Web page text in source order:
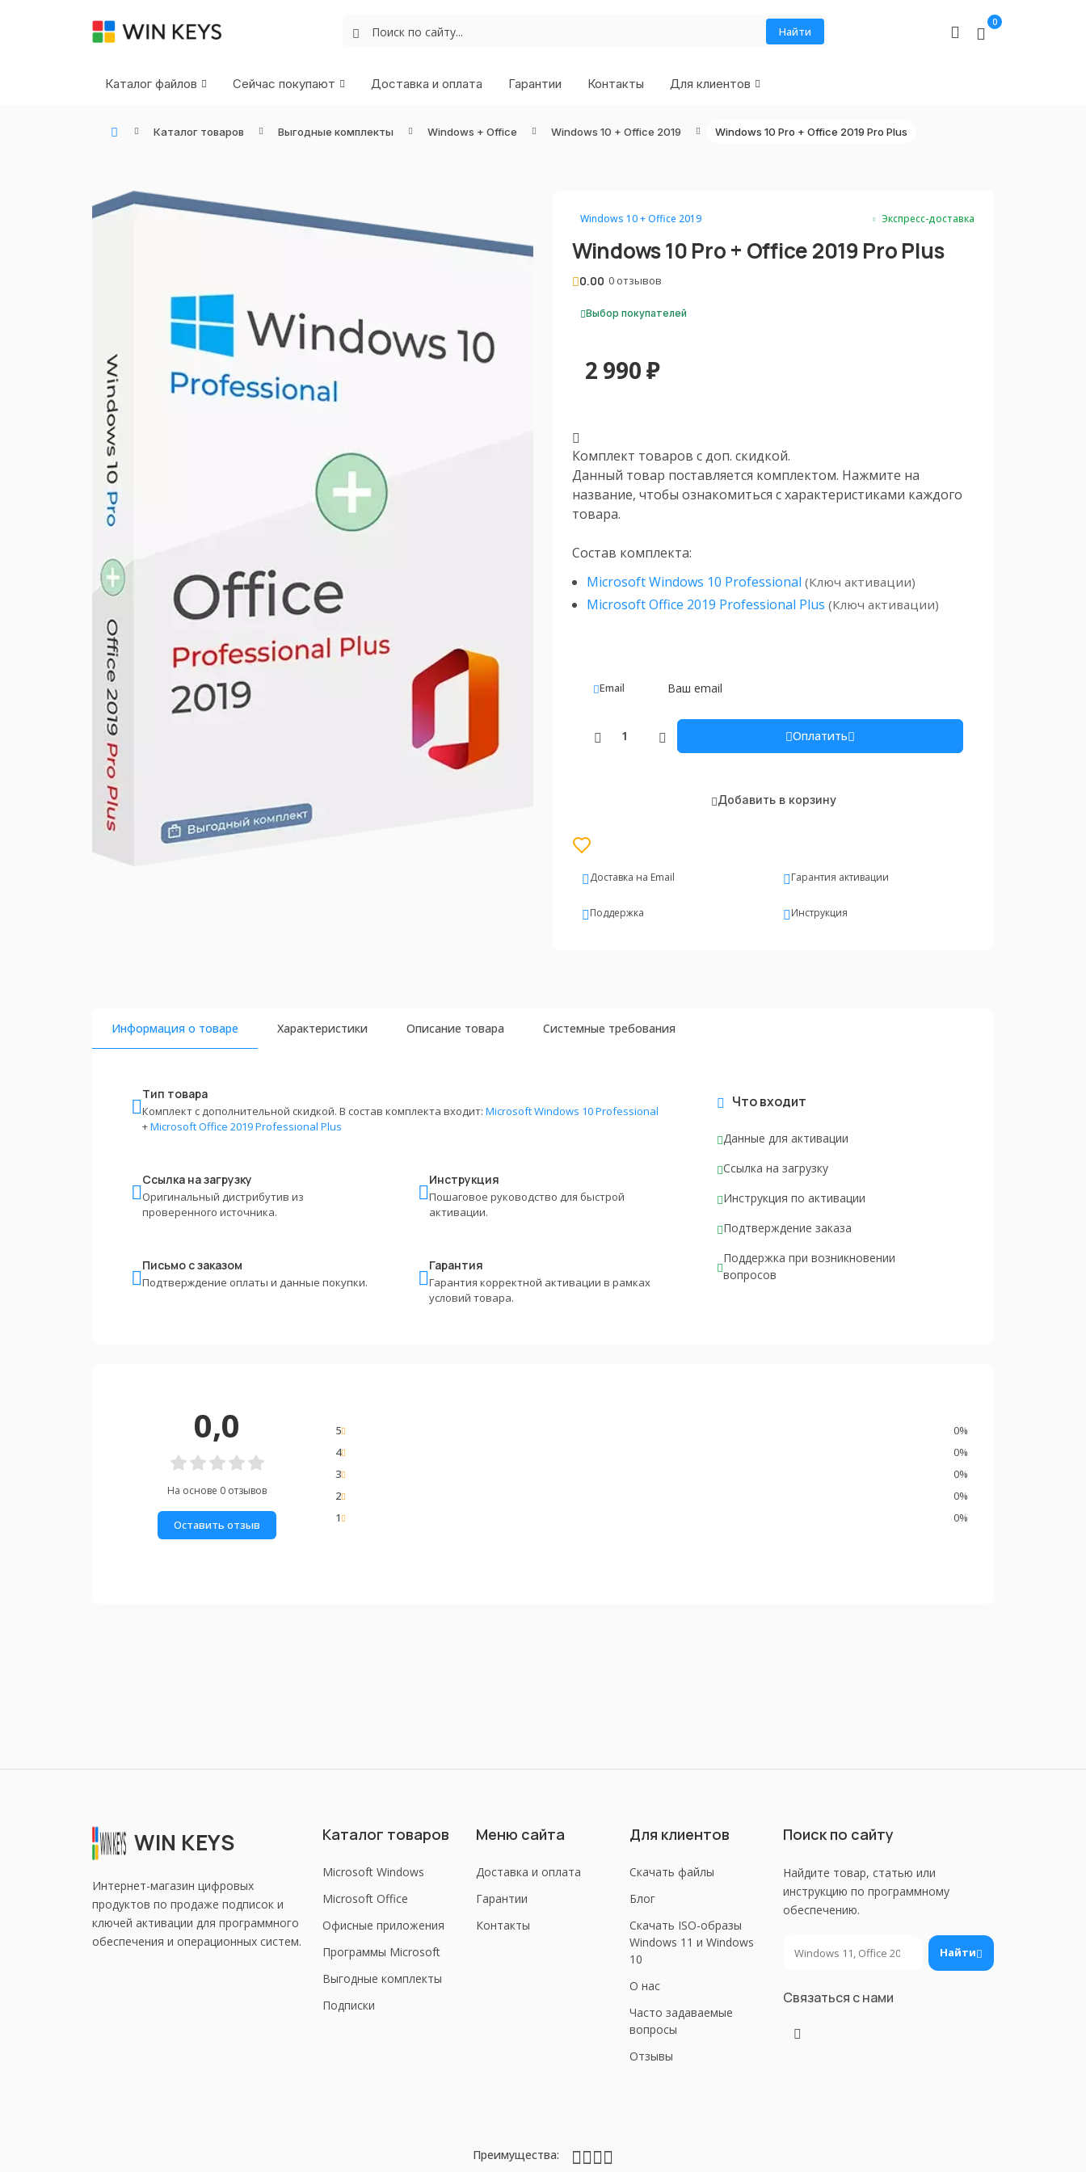
Найти
0
Каталог файлов Сейчас покупают Доставка и оплата Гарантии Контакты Для клиентов
Каталог товаров Выгодные комплекты Windows + Office Windows 10 + Office 2019 Windows 10 Pro + Office 2019 Pro Plus
Windows 10 + Office 2019 Экспресс-доставка
Windows 10 Pro + Office 2019 Pro Plus
0.00 0 отзывов
Выбор покупателей
2 990₽
Комплект товаров с доп. скидкой.
Данный товар поставляется комплектом. Нажмите на
название, чтобы ознакомиться с характеристиками каждого
товара.
Состав комплекта:
Microsoft Windows 10 Professional (Ключ активации)
Microsoft Office 2019 Professional Plus (Ключ активации)
Email
Оплатить
Добавить в корзину
Доставка на Email Гарантия активации
Поддержка Инструкция
Информация о товаре Характеристики Описание товара Системные требования
Тип товара
Комплект с дополнительной скидкой. В состав комплекта входит: Microsoft Windows 10 Professional
+Microsoft Office 2019 Professional Plus
Ссылка на загрузку
Оригинальный дистрибутив из
проверенного источника.
Инструкция
Пошаговое руководство для быстрой
активации.
Письмо с заказом
Подтверждение оплаты и данные покупки.
Гарантия
Гарантия корректной активации в рамках
условий товара.
Что входит
Данные для активации
Ссылка на загрузку
Инструкция по активации
Подтверждение заказа
Поддержка при возникновении
вопросов
0,0
На основе 0 отзывов
Оставить отзыв
5
0%
4
0%
3
0%
2
0%
1
0%
WIN KEYS
Интернет-магазин цифровых
продуктов по продаже подписок и
ключей активации для программного
обеспечения и операционных систем.
Каталог товаров
Microsoft Windows
Microsoft Office
Офисные приложения
Программы Microsoft
Выгодные комплекты
Подписки
Меню сайта
Доставка и оплата
Гарантии
Контакты
Для клиентов
Скачать файлы
Блог
Скачать ISO-образы
Windows 11 и Windows
10
О нас
Часто задаваемые
вопросы
Отзывы
Поиск по сайту
Найдите товар, статью или
инструкцию по программному
обеспечению.
Найти
Связаться с нами
Преимущества: